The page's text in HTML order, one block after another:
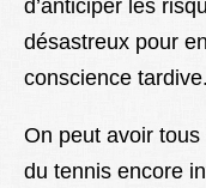
d’anticiper les
désastreux pour
conscience tardive.
On peut avoir
du tennis encore